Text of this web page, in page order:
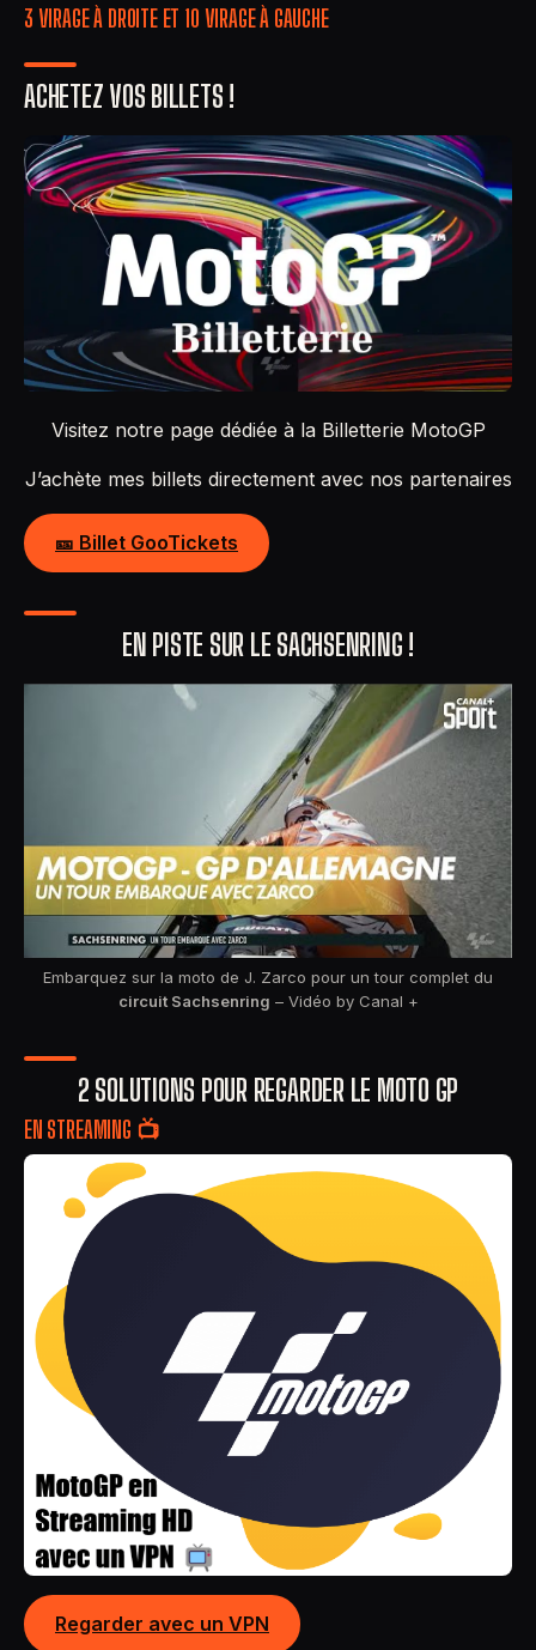
3 VIRAGE À DROITE ET 10 VIRAGE À GAUCHE
ACHETEZ VOS BILLETS !
Visitez notre page dédiée à la Billetterie MotoGP
J’achète mes billets directement avec nos partenaires
🎫 Billet GooTickets
EN PISTE SUR LE SACHSENRING !
Embarquez sur la moto de J. Zarco pour un tour complet du
circuit Sachsenring – Vidéo by Canal +
2 SOLUTIONS POUR REGARDER LE MOTO GP
EN STREAMING 📺
Regarder avec un VPN